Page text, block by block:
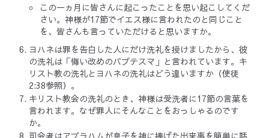
この一ヵ月に皆さんに起こったことを思い起こしてくだ
さい。神様が17節でイエス様に言われたのと同じこと
を、皆さんも言っていただけると思いますか。
ヨハネは罪を告白した人にだけ洗礼を授けましたから、彼
の洗礼は「悔い改めのバプテスマ」と言われています。キ
リスト教の洗礼とヨハネの洗礼はどう違いますか（使徒
2:38参照）。
キリスト教会の洗礼のとき、神様は受洗者に17節の言葉を
言われます。なぜ罪人にそんなことをおっしゃるのです
か。
司会者はアブラハムが息子を神に捧げた出来事を簡単に話